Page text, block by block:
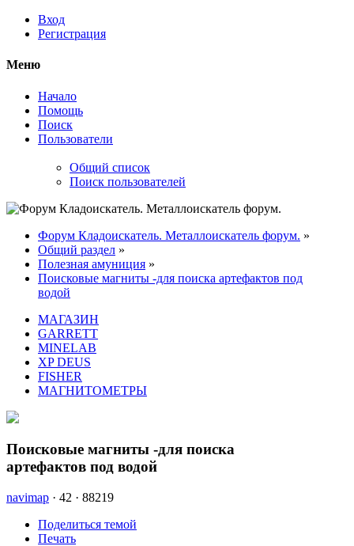
Вход
Регистрация
Меню
Начало
Помощь
Поиск
Пользователи
Общий список
Поиск пользователей
Форум Кладоискатель. Металлоискатель форум. »
Общий раздел »
Полезная амуниция »
Поисковые магниты -для поиска артефактов под
водой
МАГАЗИН
GARRETT
MINELAB
XP DEUS
FISHER
МАГНИТОМЕТРЫ
Поисковые магниты -для поиска
артефактов под водой
navimap · 42 · 88219
Поделиться темой
Печать